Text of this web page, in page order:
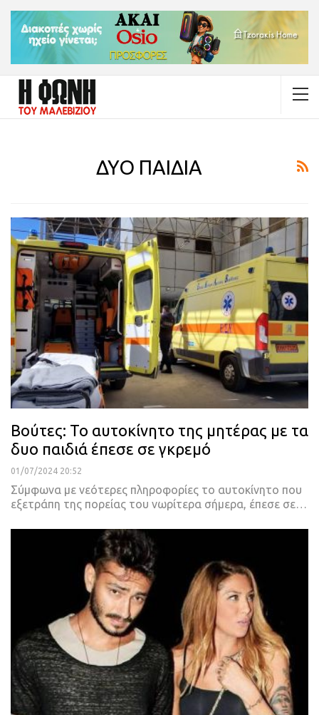
ΔΥΟ ΠΑΙΔΙΑ
Βούτες: Το αυτοκίνητο της μητέρας με τα
δυο παιδιά έπεσε σε γκρεμό
01/07/2024 20:52
Σύμφωνα με νεότερες πληροφορίες το αυτοκίνητο που
εξετράπη της πορείας του νωρίτερα σήμερα, έπεσε σε…